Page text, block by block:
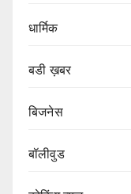
धार्मिक
बडी ख़बर
बिजनेस
बॉलीवुड